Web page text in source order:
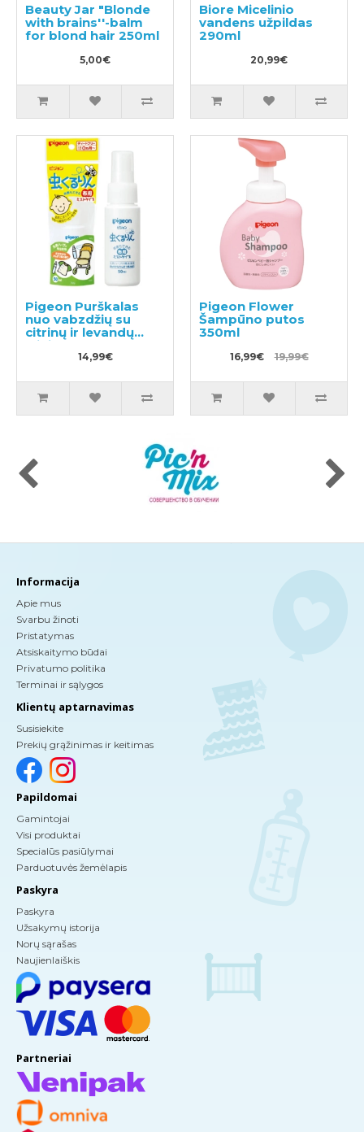
Beauty Jar "Blonde
with brains''-balm
for blond hair 250ml
5,00€
Biore Micelinio
vandens užpildas
290ml
20,99€
Pigeon Purškalas
nuo vabzdžių su
citrinų ir levandų
aliejaus ekstraktu
14,99€
Pigeon Flower
Šampūno putos
350ml
16,99€ 19,99€
Informacija
Apie mus
Svarbu žinoti
Pristatymas
Atsiskaitymo būdai
Privatumo politika
Terminai ir sąlygos
Klientų aptarnavimas
Susisiekite
Prekių grąžinimas ir keitimas
Papildomai
Gamintojai
Visi produktai
Specialūs pasiūlymai
Parduotuvės žemėlapis
Paskyra
Paskyra
Užsakymų istorija
Norų sąrašas
Naujienlaiškis
Partneriai